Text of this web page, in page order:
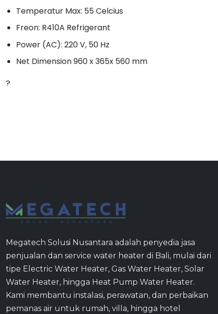
Temperatur Max: 55 Celcius
Freon: R410A Refrigerant
Power (AC): 220 V, 50 Hz
Net Dimension 960 x 365x 560 mm
?
Megatech Solusi Nusantara adalah penyedia jasa
penjualan dan service water heater di Bali, mulai dari
tipe Electric Water Heater, Gas Water Heater, Solar
Water Heater, hingga Heat Pump Water Heater.
Kami membantu instalasi, perawatan, dan perbaikan
pemanas air untuk rumah, villa, hingga hotel